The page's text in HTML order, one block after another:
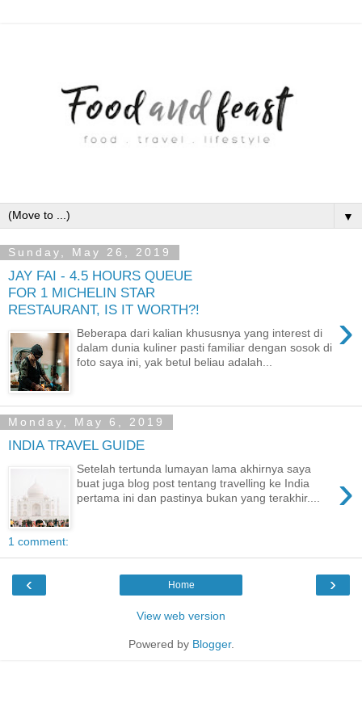
▼
Sunday, May 26, 2019
JAY FAI - 4.5 HOURS QUEUE
FOR 1 MICHELIN STAR
RESTAURANT, IS IT WORTH?!
›
Beberapa dari kalian khususnya yang interest di
dalam dunia kuliner pasti familiar dengan sosok di
foto saya ini, yak betul beliau adalah...
Monday, May 6, 2019
INDIA TRAVEL GUIDE
›
Setelah tertunda lumayan lama akhirnya saya
buat juga blog post tentang travelling ke India
pertama ini dan pastinya bukan yang terakhir....
1 comment:
‹ ›
Home
View web version
Powered by Blogger.